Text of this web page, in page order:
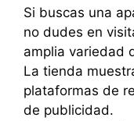
Si buscas una
no dudes en
amplia variedad
La tienda
plataformas de
de publicidad.